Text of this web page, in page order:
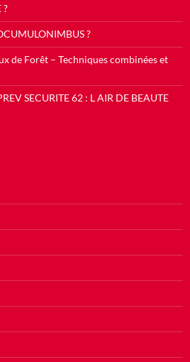
?
?
de Forêt – Techniques combinées et
SECURITE 62 : L AIR DE BEAUTE